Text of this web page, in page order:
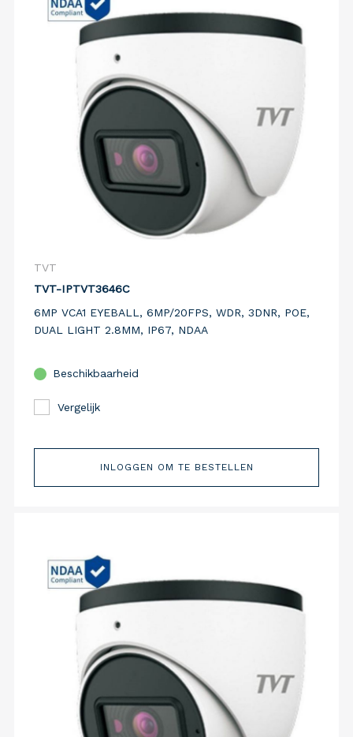
TVT
TVT-IPTVT3646C
6MP VCA1 EYEBALL, 6MP/20FPS, WDR, 3DNR, POE,
DUAL LIGHT 2.8MM, IP67, NDAA
Beschikbaarheid
Vergelijk
INLOGGEN OM TE BESTELLEN